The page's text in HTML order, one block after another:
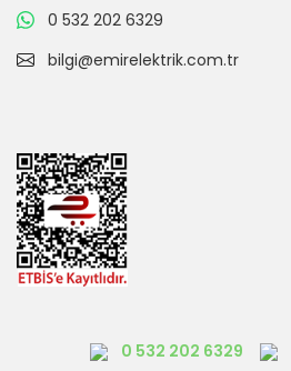
0 532 202 6329
bilgi@emirelektrik.com.tr
0 532 202 6329